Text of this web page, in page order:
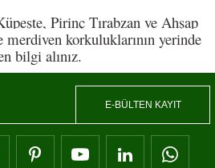
Pirinç Tırabzan ve Ahşap
korkuluklarının yerinde
bilgi alınız.
E-BÜLTEN KAYIT